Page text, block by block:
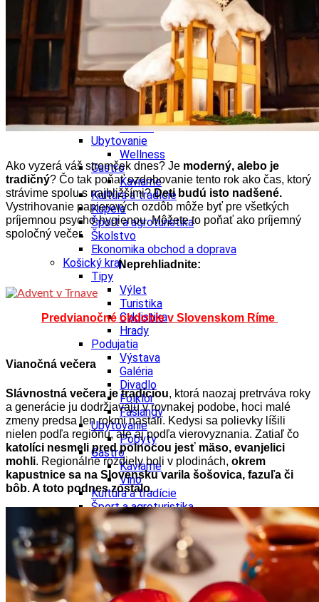
Turistika
Cyklistika
Hrady
Podujatia
Výstava
Galéria
Festival
Folklór
Ubytovanie
Wellness
Gastro
Kaviarne
Kultúra a tradície
Kúpele
Šport a agroturistika
Školstvo
Ekonomika obchod a doprava
Košický kraj
Tipy
Výlet
Turistika
Cyklistika
Hrady
Podujatia
Výstava
Galéria
Divadlo
Folklór
Fašiangy
Ubytovanie
Pobyty
Gastro
Kaviarne
Víno
Kultúra a tradície
Šport a agroturistika
Školstvo
Ekonomika obchod a doprava
Prešovský kraj
Tipy
Výlet
Turistika
Ako vyzerá váš stromček dnes? Je moderný, alebo je
tradičný? Čo tak poňať ozdobovanie tento rok ako čas, ktorý
strávime spolu s najbližšími?Deti budú isto nadšené.
Vystrihovanie papierových ozdôb môže byť pre všetkých
príjemnou psycho-hygienou. Môžete to poňať ako príjemný
spoločný večer.
Neprehliadnite:
Predvianočné obdobie v Slovenskom Ríme
Vianočná večera
Slávnostná večera je tradíciou, ktorá naozaj pretrváva roky
a generácie ju dodržiavajú v rovnakej podobe, hoci malé
zmeny predsa len rokmi nastali. Kedysi sa polievky líšili
nielen podľa regiónu, ale aj podľa vierovyznania. Zatiaľ čo
katolíci nesmeli pred polnocou jesť mäso, evanjelici
mohli. Regionálne rozdiely boli v plodinách, okrem
kapustnice sa na Slovensku varila šošovica, fazuľa či
bôb. A toto podnes zostalo.